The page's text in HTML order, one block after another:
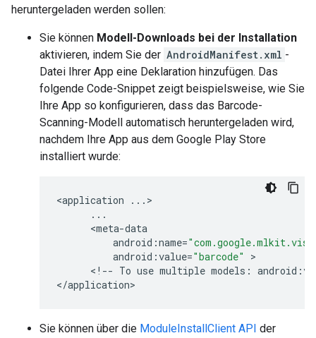
heruntergeladen werden sollen:
Sie können Modell-Downloads bei der Installation
aktivieren, indem Sie der AndroidManifest.xml -
Datei Ihrer App eine Deklaration hinzufügen. Das
folgende Code-Snippet zeigt beispielsweise, wie Sie
Ihre App so konfigurieren, dass das Barcode-
Scanning-Modell automatisch heruntergeladen wird,
nachdem Ihre App aus dem Google Play Store
installiert wurde:
<application ... >
...
      <
meta-data
android :name=
android :value="barcode"
>
      <
! -- To use multiple models : android :
</application
Sie können über die ModuleInstallClient API der